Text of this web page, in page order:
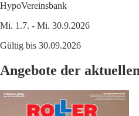
HypoVereinsbank
Mi. 1.7. - Mi. 30.9.2026
Gültig bis 30.09.2026
Angebote der